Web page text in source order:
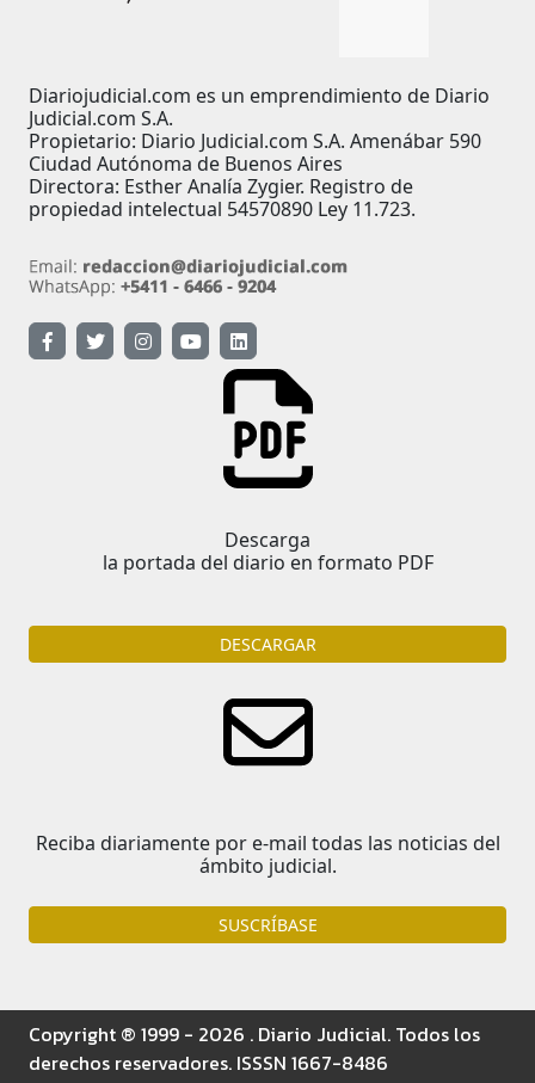
Diariojudicial.com es un emprendimiento de Diario
Judicial.com S.A.
Propietario: Diario Judicial.com S.A. Amenábar 590
Ciudad Autónoma de Buenos Aires
Directora: Esther Analía Zygier. Registro de
propiedad intelectual 54570890 Ley 11.723.
Descarga
la portada del diario en formato PDF
DESCARGAR
Reciba diariamente por e-mail todas las noticias del
ámbito judicial.
SUSCRÍBASE
Copyright ® 1999 - 2026 . Diario Judicial. Todos los
derechos reservadores. ISSSN 1667-8486